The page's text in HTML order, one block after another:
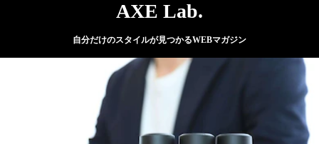
AXE Lab.
自分だけのスタイルが見つかるWEBマガジン